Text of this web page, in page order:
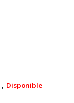
Disponible